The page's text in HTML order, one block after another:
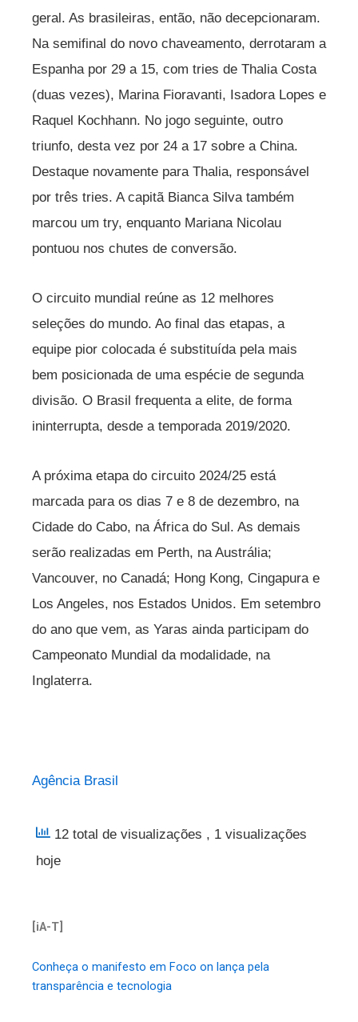
geral. As brasileiras, então, não decepcionaram.
Na semifinal do novo chaveamento, derrotaram a
Espanha por 29 a 15, com tries de Thalia Costa
(duas vezes), Marina Fioravanti, Isadora Lopes e
Raquel Kochhann. No jogo seguinte, outro
triunfo, desta vez por 24 a 17 sobre a China.
Destaque novamente para Thalia, responsável
por três tries. A capitã Bianca Silva também
marcou um try, enquanto Mariana Nicolau
pontuou nos chutes de conversão.
O circuito mundial reúne as 12 melhores
seleções do mundo. Ao final das etapas, a
equipe pior colocada é substituída pela mais
bem posicionada de uma espécie de segunda
divisão. O Brasil frequenta a elite, de forma
ininterrupta, desde a temporada 2019/2020.
A próxima etapa do circuito 2024/25 está
marcada para os dias 7 e 8 de dezembro, na
Cidade do Cabo, na África do Sul. As demais
serão realizadas em Perth, na Austrália;
Vancouver, no Canadá; Hong Kong, Cingapura e
Los Angeles, nos Estados Unidos. Em setembro
do ano que vem, as Yaras ainda participam do
Campeonato Mundial da modalidade, na
Inglaterra.
Agência Brasil
12 total de visualizações , 1 visualizações
hoje
[iA-T]
Conheça o manifesto em Foco on lança pela
transparência e tecnologia